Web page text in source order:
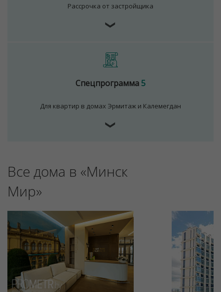
Рассрочка от застройщика
❯
Спецпрограмма5
Для квартир в домах Эрмитаж и Калемегдан
❯
Все дома в «Минск
Мир»
Отклонить